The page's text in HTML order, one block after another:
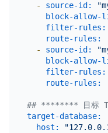
-
source-id:
block-allow-
filter-rules:
route-rules:
-
source-id:
block-allow-
filter-rules:
route-rules:
## ******** 目标
target-database:
host: